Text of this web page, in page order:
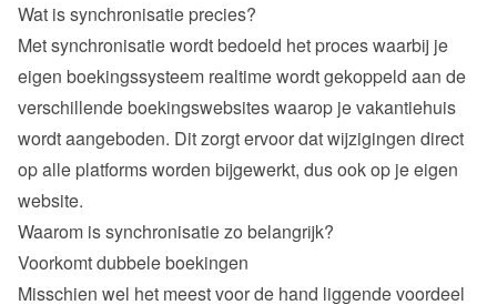
Wat is synchronisatie precies?
Met synchronisatie wordt bedoeld het proces waarbij je
eigen boekingssysteem realtime wordt gekoppeld aan de
verschillende boekingswebsites waarop je vakantiehuis
wordt aangeboden. Dit zorgt ervoor dat wijzigingen direct
op alle platforms worden bijgewerkt, dus ook op je eigen
website.
Waarom is synchronisatie zo belangrijk?
Voorkomt dubbele boekingen
Misschien wel het meest voor de hand liggende voordeel